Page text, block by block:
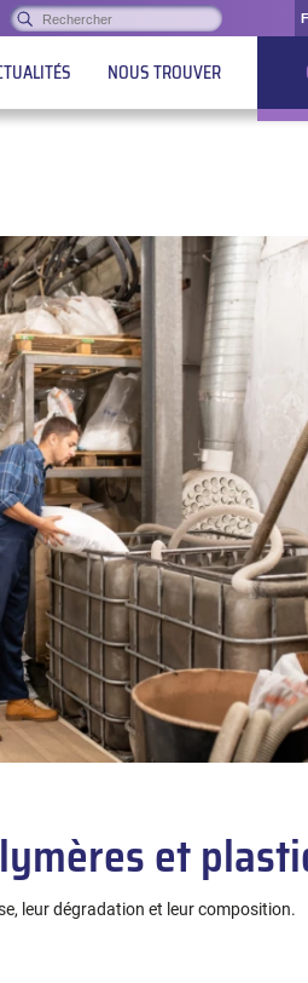
Rechercher :
OK
NOUS TROUVER
et
leur dégradation et leur composition.